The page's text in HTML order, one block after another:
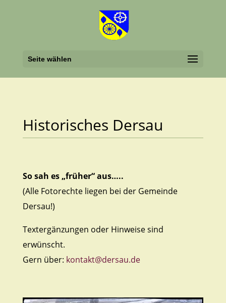
Seite wählen
Historisches Dersau
So sah es „früher“ aus…..
(Alle Fotorechte liegen bei der Gemeinde
Dersau!)
Textergänzungen oder Hinweise sind
erwünscht.
Gern über: kontakt@dersau.de